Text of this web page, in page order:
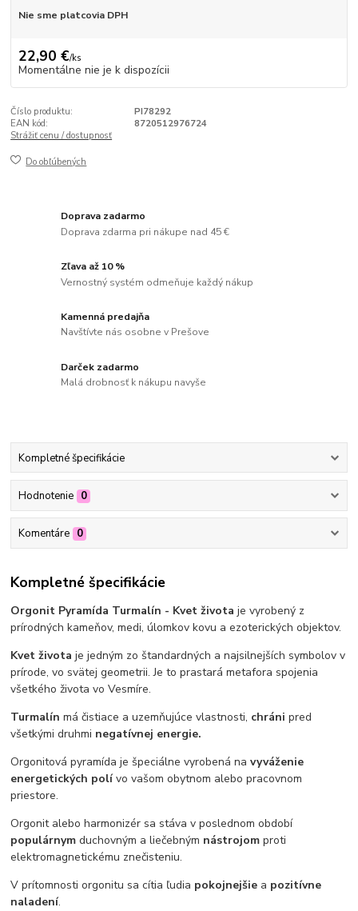
Nie sme platcovia DPH
22,90 €/ks
Momentálne nie je k dispozícii
Číslo produktu:
PI78292
EAN kód:
8720512976724
Strážiť cenu / dostupnosť
Do obľúbených
Doprava zadarmo
Doprava zdarma pri nákupe nad 45 €
Zľava až 10 %
Vernostný systém odmeňuje každý nákup
Kamenná predajňa
Navštívte nás osobne v Prešove
Darček zadarmo
Malá drobnosť k nákupu navyše
Kompletné špecifikácie
Hodnotenie 0
Komentáre 0
Kompletné špecifikácie
Orgonit Pyramída Turmalín - Kvet životaje vyrobený z
prírodných kameňov, medi, úlomkov kovu a ezoterických objektov.
Kvet života jejedným zo štandardných a najsilnejších symbolov v
prírode, vo svätej geometrii. Je to prastará metafora spojenia
všetkého života vo Vesmíre.
Turmalínmá čistiace a uzemňujúce vlastnosti, chráni pred
všetkými druhmi negatívnej energie.
Orgonitová pyramída je špeciálne vyrobená navyváženie
energetických polívo vašom obytnom alebo pracovnom
priestore.
Orgonit alebo harmonizér sa stáva v poslednom období
populárnym duchovným a liečebným nástrojom proti
elektromagnetickému znečisteniu.
V prítomnosti orgonitu sa cítia ľudia pokojnejšie a pozitívne
naladení.